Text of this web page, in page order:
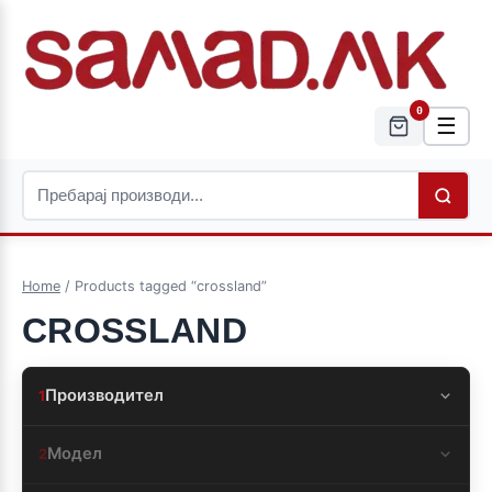
0
☰
Home / Products tagged “crossland”
CROSSLAND
1Производител
2Модел